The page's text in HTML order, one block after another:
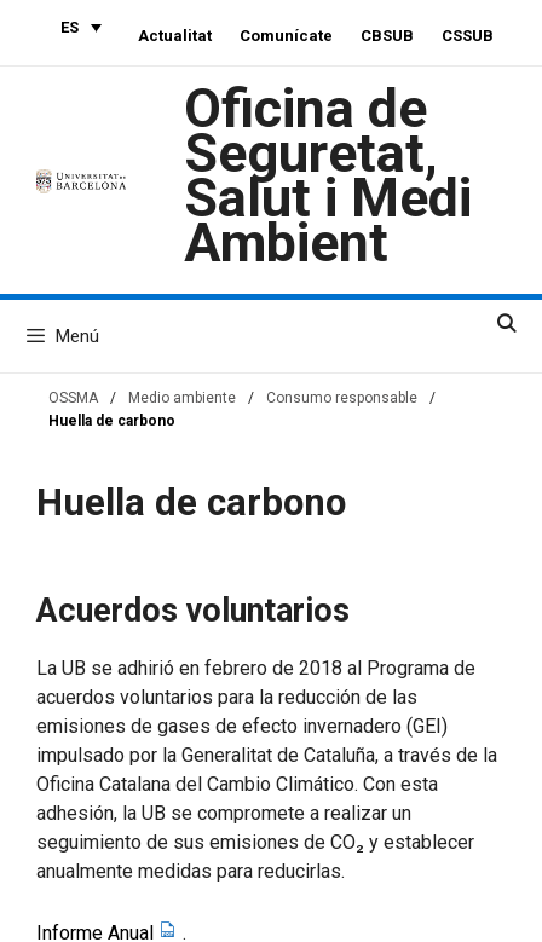
ES Actualitat Comunícate CBSUB CSSUB
Oficina de
Seguretat,
Salut i Medi
Ambient
Menú
OSSMA / Medio ambiente / Consumo responsable
/
Huella de carbono
Huella de carbono
Acuerdos voluntarios
La UB se adhirió en febrero de 2018 al Programa de
acuerdos voluntarios para la reducción de las
emisiones de gases de efecto invernadero (GEI)
impulsado por la Generalitat de Cataluña, a través de la
Oficina Catalana del Cambio Climático. Con esta
adhesión, la UB se compromete a realizar un
seguimiento de sus emisiones de CO₂ y establecer
anualmente medidas para reducirlas.
Informe Anual .